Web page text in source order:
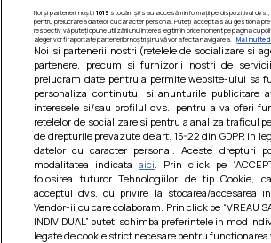
Barcute din vinete cu
Un deliciu usor de preparat!
Noi și partenerii noștri 1019stocăm și/sau accesăm informații pe dispozitivul dvs.,
pentru prelucrarea datelor cu caracter personal. Puteți accepta sau gestiona
respectiv vă puteți opune utilizării unui interes legitim în orice moment pe pagina cu
alegeri vor fi raportate partenerilor noștri și nu vă vor afecta navigarea.
Mai multe
Noi si partenerii nostri (retelele de socializare si
partenere, precum si furnizorii nostri de
prelucram date pentru a permite website-ului sa
personaliza continutul si anunturile publicitare
interesele si/sau profilul dvs., pentru a va oferi
retelelor de socializare si pentru a analiza traficul
de drepturile prevazute de art. 15-22 din GDPR in
datelor cu caracter personal. Aceste drepturi
modalitatea indicataaici . Prin click pe
folosirea tuturor Tehnologiilor de tip Cookie,
acceptul dvs. cu privire la stocarea/accesarea
Vendor-ii cu care colaboram. Prin click pe “VREAU
INDIVIDUAL” puteti schimba preferintele in mod
legate de cookie strict necesare pentru functionarea